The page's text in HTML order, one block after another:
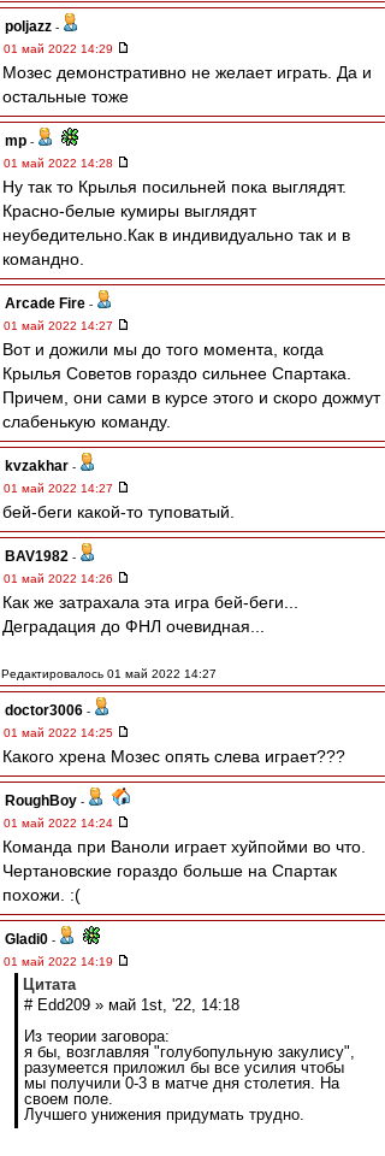
poljazz -
01 май 2022 14:29
Мозес демонстративно не желает играть. Да и
остальные тоже
mp -
01 май 2022 14:28
Ну так то Крылья посильней пока выглядят.
Красно-белые кумиры выглядят
неубедительно.Как в индивидуально так и в
командно.
Arcade Fire -
01 май 2022 14:27
Вот и дожили мы до того момента, когда
Крылья Советов гораздо сильнее Спартака.
Причем, они сами в курсе этого и скоро дожмут
слабенькую команду.
kvzakhar -
01 май 2022 14:27
бей-беги какой-то туповатый.
BAV1982 -
01 май 2022 14:26
Как же затрахала эта игра бей-беги...
Деградация до ФНЛ очевидная...
Редактировалось 01 май 2022 14:27
doctor3006 -
01 май 2022 14:25
Какого хрена Мозес опять слева играет???
RoughBoy -
01 май 2022 14:24
Команда при Ваноли играет хуйпойми во что.
Чертановские гораздо больше на Спартак
похожи. :(
Gladi0 -
01 май 2022 14:19
Цитата
# Edd209 » май 1st, '22, 14:18
Из теории заговора:
я бы, возглавляя "голубопульную закулису",
разумеется приложил бы все усилия чтобы
мы получили 0-3 в матче дня столетия. На
своем поле.
Лучшего унижения придумать трудно.